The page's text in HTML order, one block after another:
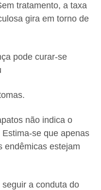
tratamento, a taxa
gira em torno de
pode curar-se
não indica o
se que apenas
endêmicas estejam
a conduta do